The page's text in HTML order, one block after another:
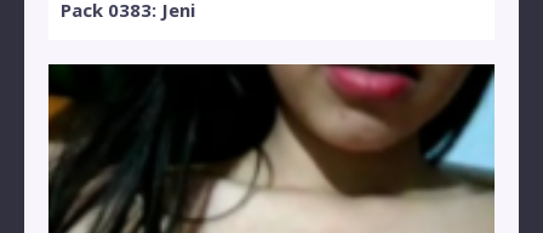
Pack 0383: Jeni